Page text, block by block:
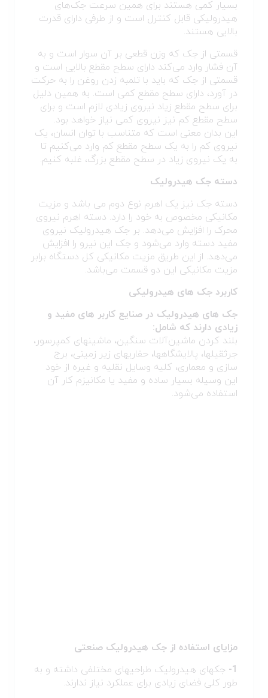
بسیار کمی هستند برای همین سرعت جک‌های
هیدرولیکی قابل کنترل است و از طرفی دارای قدرت
بالایی هستند.
قسمتی از جک که وزن قطعی بر آن سوار است و به
آن فشار وارد می‌کند دارای سطح مقطع بالایی است و
قسمتی از جک که باید با تلمبه زدن روغن را به حرکت
در آورد، دارای سطح مقطع کمی است. به همین دلیل
برای سطح مقطع زیاد نیروی زیادی لازم است و برای
سطح مقطع کم نیز نیروی کمی نیاز خواهد بود.
این بدان معنی است که متناسب با توان انسان، یک
نیروی کم را به یک سطح مقطع کم وارد می‌کنیم تا
به یک نیروی زیاد در سطح مقطع بزرگ، غلبه کنیم.
دسته جک هیدرولیک
دسته جک نیز یک اهرم نوع دوم می باشد و مزیت
مکانیکی مخصوص به خود را دارد. دسته اهرم نیروی
محرک را افزایش می‌دهد. بر جک هیدرولیک نیروی
مفید دسته وارد می‌شود و جک این نیرو را افزایش
می‌دهد. از این طریق مزیت مکانیکی کل دستگاه برابر
مزیت مکانیکی این دو قسمت می‌باشد.
کاربرد جک های هیدرولیکی
جک های هیدرولیک در صنایع کاربر های مفید و
زیادی دارند که شامل:
بلند کردن ماشین‌آلات سنگین، ماشینهای کمپرسور،
جرثقیلها، پالایشگاهها، حفاریهای زیر زمینی، برج
سازی و معماری، کلیه وسایل نقلیه و غیره از خود
این وسیله بسیار ساده و مفید یا مکانیزم کار آن
استفاده می‌شود.
مزایای استفاده از جک هیدرولیک صنعتی
1-
جک‎های هیدرولیک طراحی‎های مختلفی داشته و به
طور کلی فضای زیادی برای عملکرد نیاز ندارند.